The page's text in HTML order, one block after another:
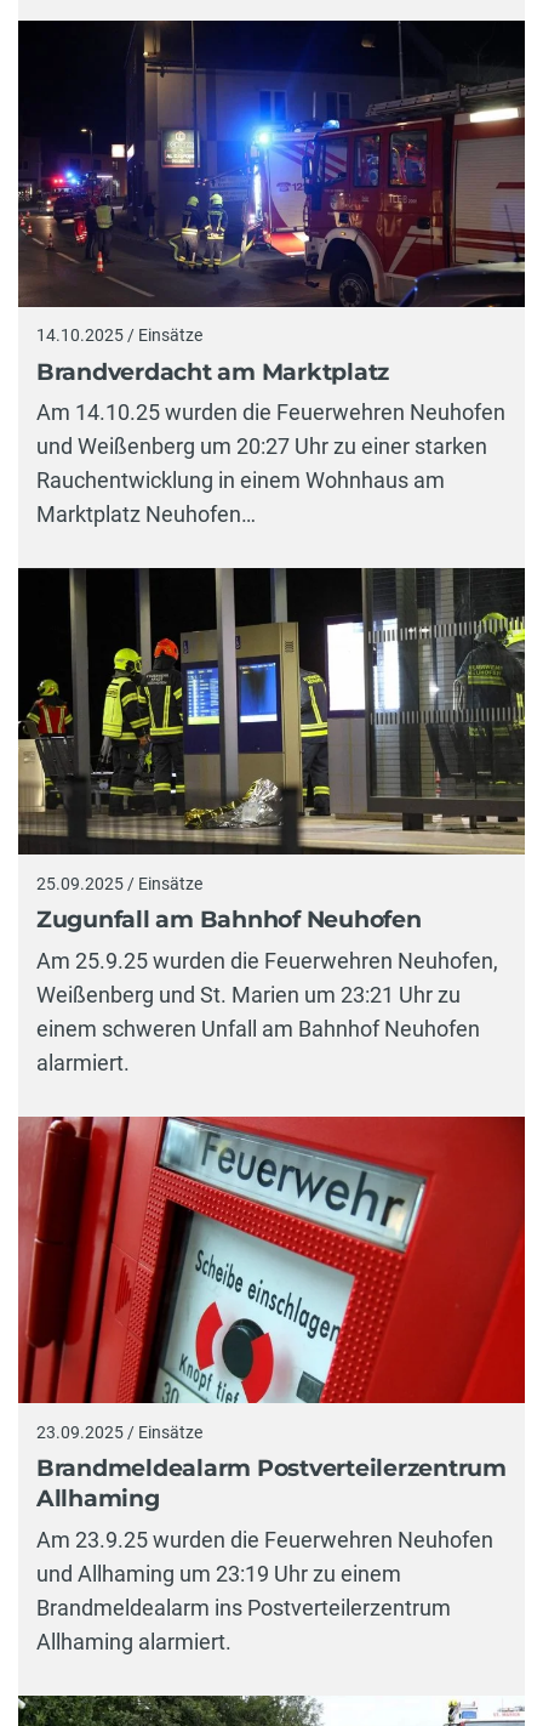
14.10.2025 / Einsätze
Brandverdacht am Marktplatz
Am 14.10.25 wurden die Feuerwehren Neuhofen
und Weißenberg um 20:27 Uhr zu einer starken
Rauchentwicklung in einem Wohnhaus am
Marktplatz Neuhofen…
25.09.2025 / Einsätze
Zugunfall am Bahnhof Neuhofen
Am 25.9.25 wurden die Feuerwehren Neuhofen,
Weißenberg und St. Marien um 23:21 Uhr zu
einem schweren Unfall am Bahnhof Neuhofen
alarmiert.
23.09.2025 / Einsätze
Brandmeldealarm Postverteilerzentrum
Allhaming
Am 23.9.25 wurden die Feuerwehren Neuhofen
und Allhaming um 23:19 Uhr zu einem
Brandmeldealarm ins Postverteilerzentrum
Allhaming alarmiert.